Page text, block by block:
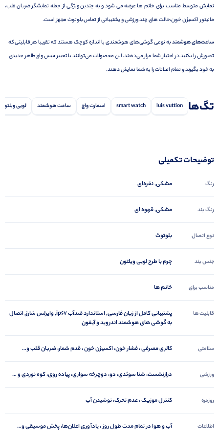
نمایش متوسط مناسب برای خانم ها عرضه می شود و به چندین ویژگی از جمله نمایشگر ضربان قلب،
مانیتور اکسیژن خون،حالت های چند ورزشی و پشتیبانی از تماس بلوتوث مجهز است.
ساعت‌های هوشمندبه نوعی گوشی‌های هوشمندی با اندازه کوچک هستند که تقریبا هر قابلیتی که
تصورش را بکنید در اختیار شما قرار می‌دهند. این محصولات می‌توانند با تغییر فیس واچ ظاهر جدیدی
به خود بگیرند و تمام اعلانات را به شما نمایش دهند.
تگ‌ها luis vuttion
smart watch اسمارت واچ ساعت هوشمند لویی ویلتون
توضیحات تکمیلی
رنگ مشکی, نقره‌ای
رنگ بند مشکی, قهوه ای
نوع اتصال بلوتوث
جنس بند چرم با طرح لویی ویلتون
مناسب برای خانم ها
قابلیت ها
پشتیبانی کامل از زبان فارسی, استاندارد ضدآب ip67, وایرلس شارژ, اتصال
به گوشی های هوشمند اندروید و آیفون
سلامتی کالری مصرفی ، فشار خون، اکسیژن خون ، قدم‌ شمار، ضربان قلب و…
ورزشی درازنشست، شنا سوئدی، دو، دوچرخه سواری، پیاده روی، کوه نوردی و …
روزمره کنترل موزیک ، عدم تحرک، نوشیدن آب
اطلاعات آب و هوا در تمام مدت طول روز ، یادآوری اعلان‌ها، پخش موسیقی و…